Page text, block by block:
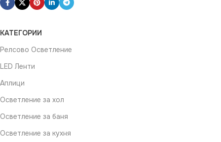
КАТЕГОРИИ
Релсово Осветление
LED Ленти
Аплици
Осветление за хол
Осветление за баня
Осветление за кухня